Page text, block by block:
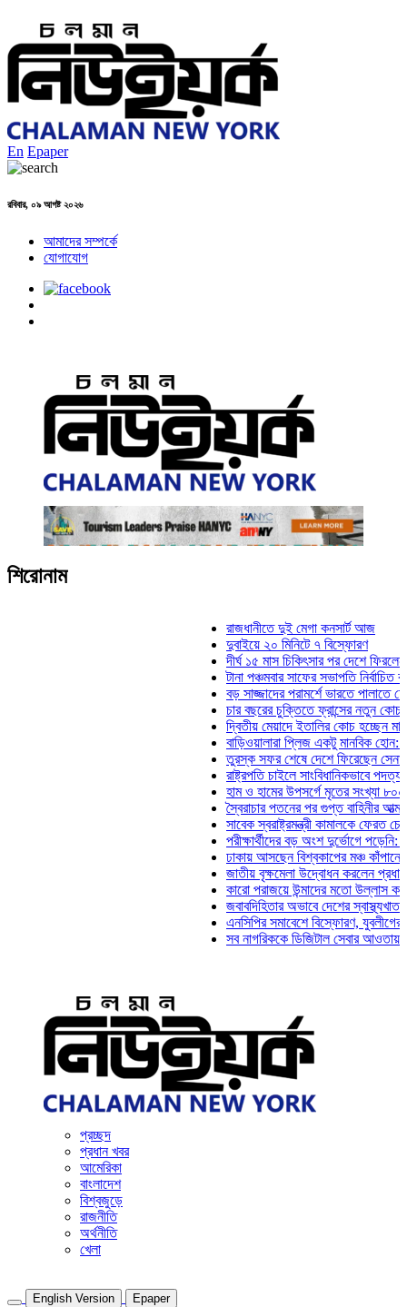
En Epaper
রবিবার, ০৯ আগষ্ট ২০২৬
আমাদের সম্পর্কে
যোগাযোগ
শিরোনাম
রাজধানীতে দুই মেগা কনসার্ট আজ
দুবাইয়ে ২০ মিনিটে ৭ বিস্ফোরণ
দীর্ঘ ১৫ মাস চিকিৎসার পর দেশে ফিরলেন ইলিয়াস
টানা পঞ্চমবার সাফের সভাপতি নির্বাচিত কাজী
বড় সাজ্জাদের পরামর্শে ভারতে পালাতে
চার বছরের চুক্তিতে ফ্রান্সের নতুন কোচ জিদান
দ্বিতীয় মেয়াদে ইতালির কোচ হচ্ছেন মানচিনি
বাড়িওয়ালারা প্লিজ একটু মানবিক হোন: মনিরা মিঠু
তুরস্ক সফর শেষে দেশে ফিরেছেন সেনাপ্রধান
রাষ্ট্রপতি চাইলে সাংবিধানিকভাবে পদত্যাগ করতে
হাম ও হামের উপসর্গে মৃতের সংখ্যা ৮০০ ছাড়াল
স্বৈরাচার পতনের পর গুপ্ত বাহিনীর আত্মপ্রকাশ:
সাবেক স্বরাষ্ট্রমন্ত্রী কামালকে ফেরত চেয়ে
পরীক্ষার্থীদের বড় অংশ দুর্ভোগে পড়েনি: ড.
ঢাকায় আসছেন বিশ্বকাপের মঞ্চ কাঁপানো সেই
জাতীয় বৃক্ষমেলা উদ্বোধন করলেন প্রধানমন্ত্রী
কারো পরাজয়ে উন্মাদের মতো উল্লাস করতে হয়
জবাবদিহিতার অভাবে দেশের স্বাস্থ্যখাত নানা
এনসিপির সমাবেশে বিস্ফোরণ, যুবলীগের দুই
সব নাগরিককে ডিজিটাল সেবার আওতায় আনতে
প্রচ্ছদ
প্রধান খবর
আমেরিকা
বাংলাদেশ
বিশ্বজুড়ে
রাজনীতি
অর্থনীতি
খেলা
English Version
Epaper